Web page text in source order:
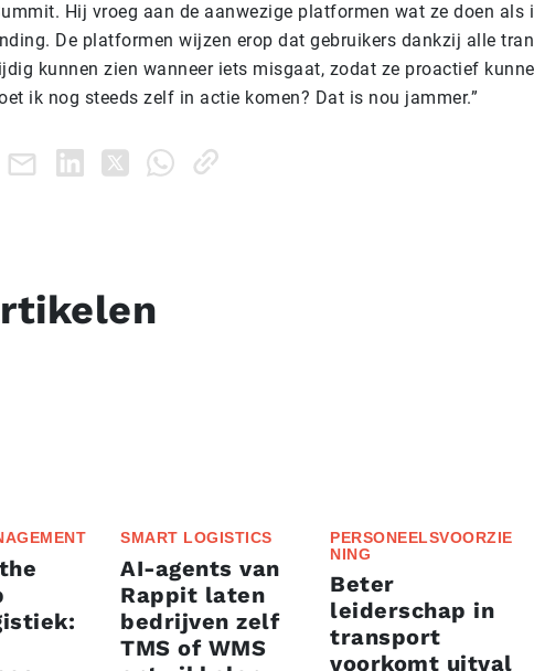
Hij vroeg aan de aanwezige platformen wat ze doen
De platformen wijzen erop dat gebruikers dankzij alle
kunnen zien wanneer iets misgaat, zodat ze proactief
ik nog steeds zelf in actie komen? Dat is nou jammer.”
SMART LOGISTICS
AI-agents van
Rappit laten
bedrijven zelf
TMS of WMS
PERSONEELSVOORZIE
NING
Beter
leiderschap in
transport
voorkomt uitval